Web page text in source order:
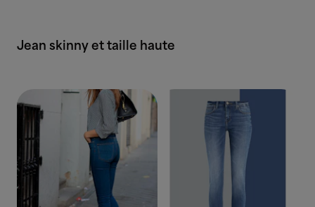
Jean skinny et taille haute